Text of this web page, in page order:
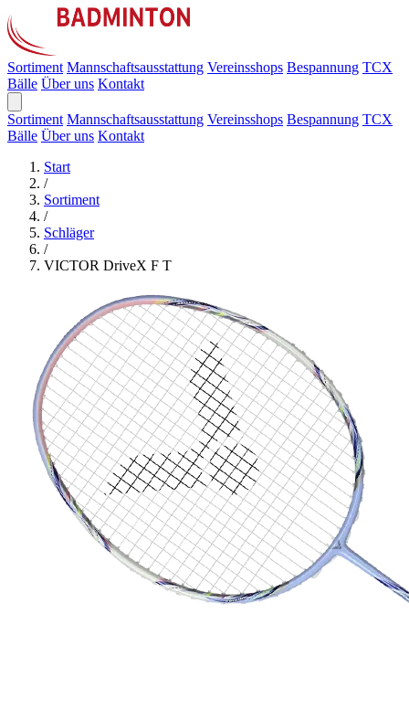
Sortiment Mannschaftsausstattung Vereinsshops Bespannung TCX
Bälle Über uns Kontakt
Sortiment Mannschaftsausstattung Vereinsshops Bespannung TCX
Bälle Über uns Kontakt
Start
/
Sortiment
/
Schläger
/
VICTOR DriveX F T